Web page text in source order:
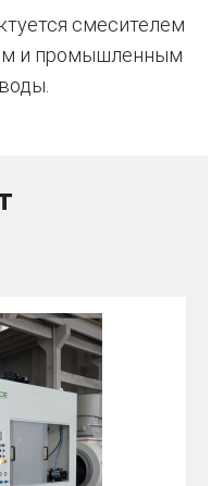
смесителем
и промышленным